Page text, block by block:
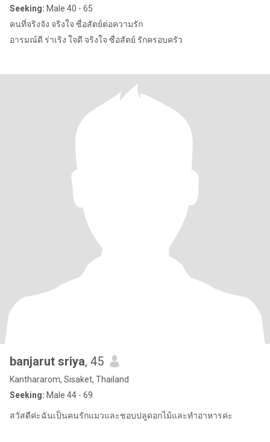
Seeking: Male 40 - 65
คนที่จริงจัง จริงใจ ซื่อสัตย์ต่อความรัก
อารมณ์ดี ร่าเริง ใจดี จริงใจ ซื่อสัตย์ รักครอบครัว
banjarut sriya, 45
Kanthararom, Sisaket, Thailand
Seeking: Male 44 - 69
สวัสดีค่ะฉันเป็นคนรักแมวและชอบปลูดอกไม้และทำอาหารค่ะ